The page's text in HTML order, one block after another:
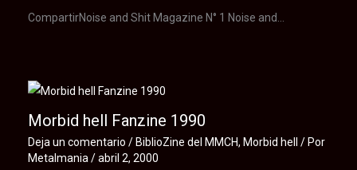
CompartirNoise and Shit Magazine N° 1 Noise and…
Morbid hell Fanzine 1990
Deja un comentario / BiblioZine del MMCH, Morbid hell
/ Por
Metalmania /abril 2, 2000